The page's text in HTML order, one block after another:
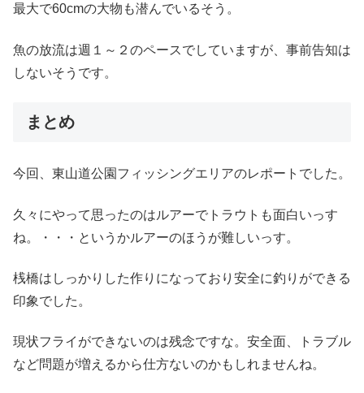
最大で60cmの大物も潜んでいるそう。
魚の放流は週１～２のペースでしていますが、事前告知は
しないそうです。
まとめ
今回、東山道公園フィッシングエリアのレポートでした。
久々にやって思ったのはルアーでトラウトも面白いっす
ね。・・・というかルアーのほうが難しいっす。
桟橋はしっかりした作りになっており安全に釣りができる
印象でした。
現状フライができないのは残念ですな。安全面、トラブル
など問題が増えるから仕方ないのかもしれませんね。